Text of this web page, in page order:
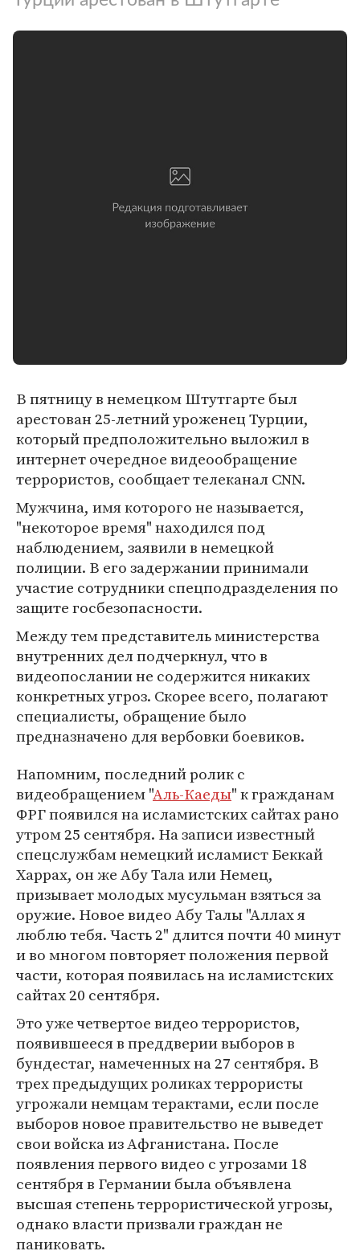
В пятницу в немецком Штутгарте был
арестован 25-летний уроженец Турции,
который предположительно выложил в
интернет очередное видеообращение
террористов, сообщает телеканал CNN.
Мужчина, имя которого не называется,
"некоторое время" находился под
наблюдением, заявили в немецкой
полиции. В его задержании принимали
участие сотрудники спецподразделения по
защите госбезопасности.
Между тем представитель министерства
внутренних дел подчеркнул, что в
видеопослании не содержится никаких
конкретных угроз. Скорее всего, полагают
специалисты, обращение было
предназначено для вербовки боевиков.
Напомним, последний ролик с
видеобращением "Аль-Каеды" к гражданам
ФРГ появился на исламистских сайтах рано
утром 25 сентября. На записи известный
спецслужбам немецкий исламист Беккай
Харрах, он же Абу Тала или Немец,
призывает молодых мусульман взяться за
оружие. Новое видео Абу Талы "Аллах я
люблю тебя. Часть 2" длится почти 40 минут
и во многом повторяет положения первой
части, которая появилась на исламистских
сайтах 20 сентября.
Это уже четвертое видео террористов,
появившееся в преддверии выборов в
бундестаг, намеченных на 27 сентября. В
трех предыдущих роликах террористы
угрожали немцам терактами, если после
выборов новое правительство не выведет
свои войска из Афганистана. После
появления первого видео с угрозами 18
сентября в Германии была объявлена
высшая степень террористической угрозы,
однако власти призвали граждан не
паниковать.